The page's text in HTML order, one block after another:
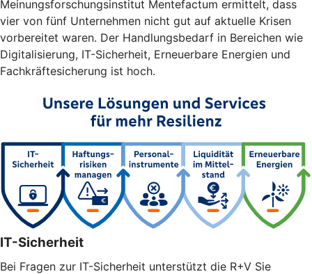
Meinungsforschungsinstitut Mentefactum ermittelt, dass
vier von fünf Unternehmen nicht gut auf aktuelle Krisen
vorbereitet waren. Der Handlungsbedarf in Bereichen wie
Digitalisierung, IT-Sicherheit, Erneuerbare Energien und
Fachkräftesicherung ist hoch.
IT-Sicherheit
Bei Fragen zur IT-Sicherheit unterstützt die R+V Sie